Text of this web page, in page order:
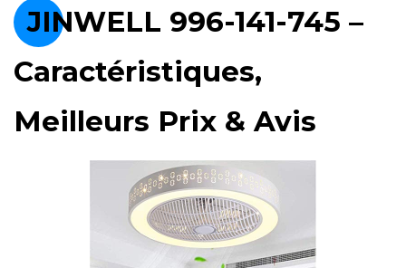
JINWELL 996-141-745 –
Caractéristiques,
Meilleurs Prix & Avis